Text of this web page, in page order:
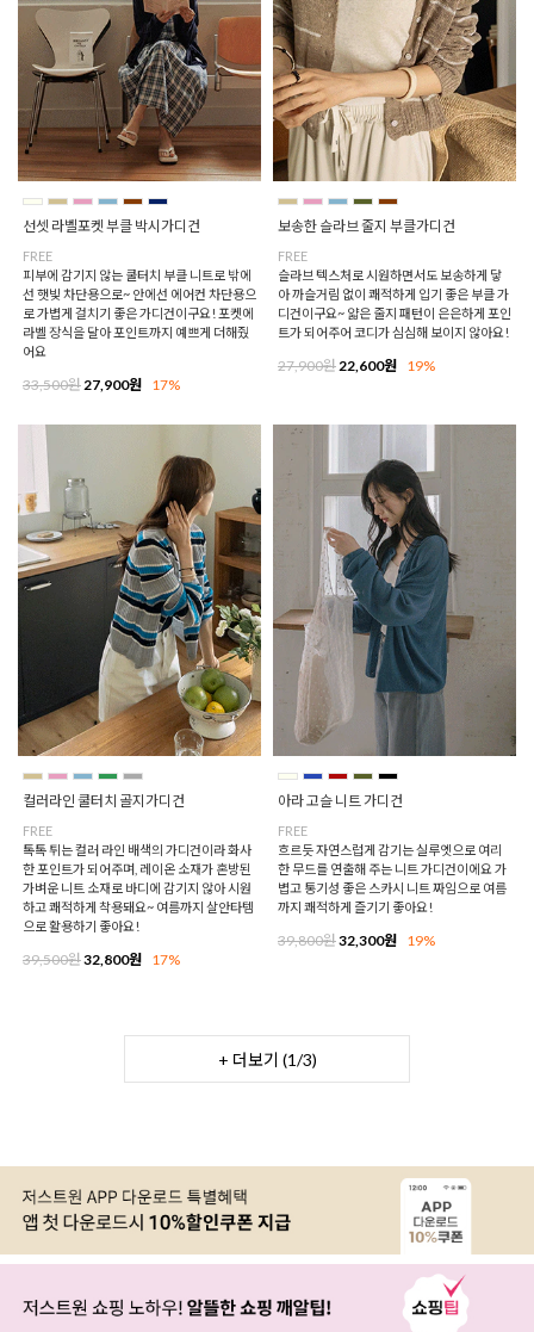
선셋 라벨포켓 부클 박시가디건
FREE
피부에 감기지 않는 쿨터치 부클 니트로 밖에
선 햇빛 차단용으로~ 안에선 에어컨 차단용으
로 가볍게 걸치기 좋은 가디건이구요! 포켓에
라벨 장식을 달아 포인트까지 예쁘게 더해줬
어요
33,500원 27,900원 17%
보송한 슬라브 줄지 부클가디건
FREE
슬라브 텍스처로 시원하면서도 보송하게 닿
아 까슬거림 없이 쾌적하게 입기 좋은 부클 가
디건이구요~ 얇은 줄지 패턴이 은은하게 포인
트가 되어주어 코디가 심심해 보이지 않아요!
27,900원 22,600원 19%
컬러라인 쿨터치 골지가디건
FREE
톡톡 튀는 컬러 라인 배색의 가디건이라 화사
한 포인트가 되어주며, 레이온 소재가 혼방된
가벼운 니트 소재로 바디에 감기지 않아 시원
하고 쾌적하게 착용돼요~ 여름까지 살안타템
으로 활용하기 좋아요!
39,500원32,800원 17%
아라 고슬 니트 가디건
FREE
흐르듯 자연스럽게 감기는 실루엣으로 여리
한 무드를 연출해 주는 니트 가디건이에요 가
볍고 통기성 좋은 스카시 니트 짜임으로 여름
까지 쾌적하게 즐기기 좋아요!
39,800원32,300원 19%
+ 더보기 (1/3)